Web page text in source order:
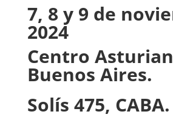
7, 8 y 9 de
2024
Centro
Buenos Aires.
Solís 475, CABA.